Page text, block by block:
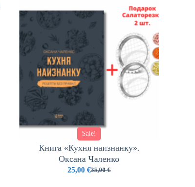
Sale!
Книга «Кухня наизнанку».
Оксана Чаленко
35,00€
25,00€